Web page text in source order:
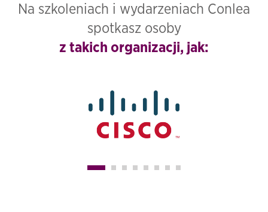
Na szkoleniach i wydarzeniach Conlea
spotkasz osoby
z takich organizacji, jak: